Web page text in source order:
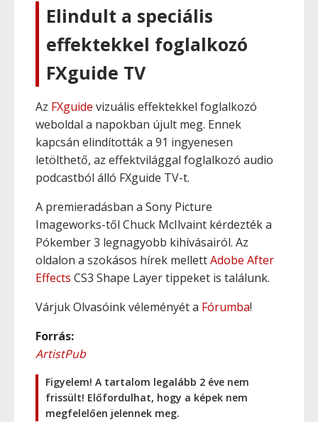
Elindult a speciális
effektekkel foglalkozó
FXguide TV
Az FXguide vizuális effektekkel foglalkozó
weboldal a napokban újult meg. Ennek
kapcsán elindították a 91 ingyenesen
letölthető, az effektvilággal foglalkozó audio
podcastból álló FXguide TV-t.
A premieradásban a Sony Picture
Imageworks-től Chuck McIlvaint kérdezték a
Pókember 3 legnagyobb kihívásairól. Az
oldalon a szokásos hírek mellettAdobe After
Effects CS3 Shape Layer tippeket is találunk.
Várjuk Olvasóink véleményét a Fórumba!
Forrás:
ArtistPub
Figyelem! A tartalom legalább 2 éve nem
frissült! Előfordulhat, hogy a képek nem
megfelelően jelennek meg.